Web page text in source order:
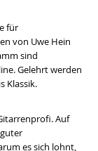
für
von Uwe Hein
sind
Gelehrt werden
Klassik.
Auf
es sich lohnt,